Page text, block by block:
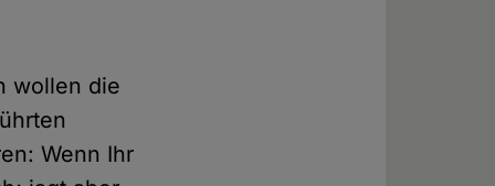
wollen die
Wenn Ihr